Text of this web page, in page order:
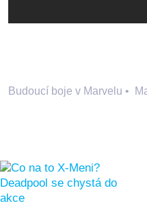
Budoucí boje v Marvelu •